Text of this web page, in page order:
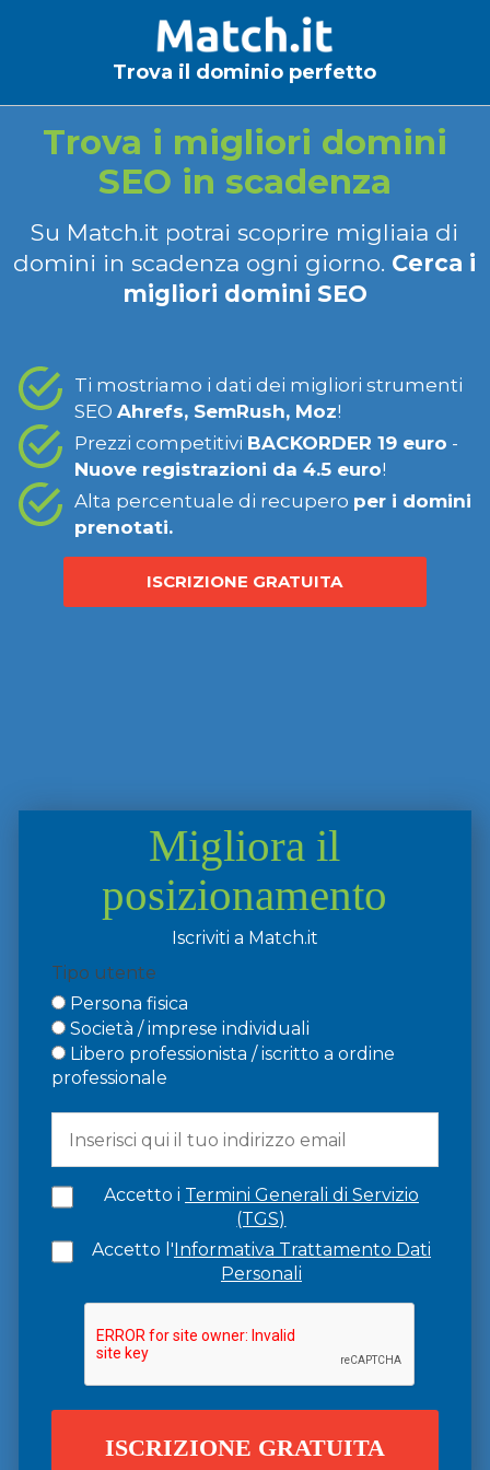
Trova il dominio perfetto
Trova i migliori domini
SEO in scadenza
Su Match.it potrai scoprire migliaia di
domini in scadenza ogni giorno. Cerca i
migliori domini SEO
Ti mostriamo i dati dei migliori strumenti
SEO Ahrefs, SemRush, Moz!
Prezzi competitivi BACKORDER 19 euro -
Nuove registrazioni da 4.5 euro!
Alta percentuale di recupero per i domini
prenotati.
ISCRIZIONE GRATUITA
Migliora il
posizionamento
Iscriviti a Match.it
Tipo utente
Persona fisica
Società / imprese individuali
Libero professionista / iscritto a ordine
professionale
Accetto i Termini Generali di Servizio
(TGS)
Accetto l'Informativa Trattamento Dati
Personali